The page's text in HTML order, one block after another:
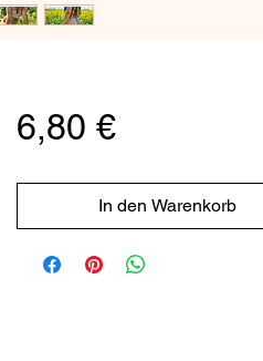
6,80 €Preis
In den Warenkorb